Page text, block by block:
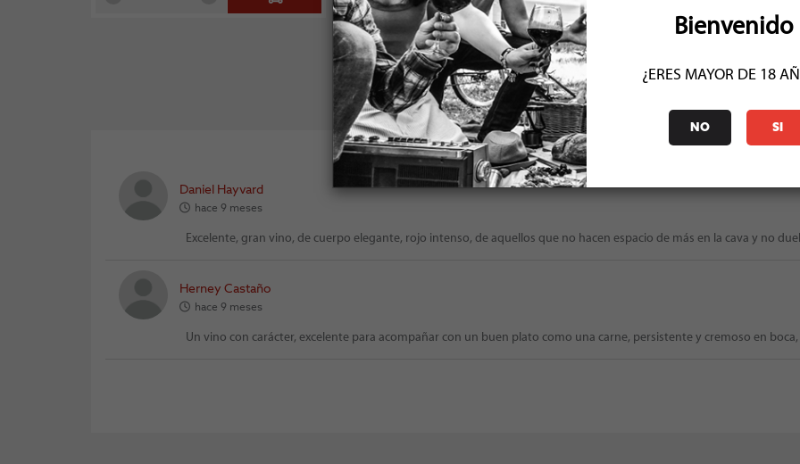
COMENTARIOS (2)
Daniel Hayvard
hace 9 meses
Excelente, gran vino, de cuerpo elegante, rojo intenso, de aquellos que no hacen espacio de más en la cava y no
Herney Castaño
hace 9 meses
Un vino con carácter, excelente para acompañar con un buen plato como una carne, persistente y cremoso en
Bienvenido
¿ERES MAYOR DE 18
NO SI